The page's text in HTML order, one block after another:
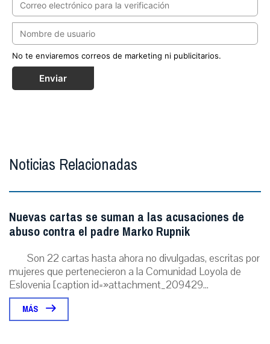
No te enviaremos correos de marketing ni publicitarios.
Enviar
Noticias Relacionadas
Nuevas cartas se suman a las acusaciones de
abuso contra el padre Marko Rupnik
Son 22 cartas hasta ahora no divulgadas, escritas por
mujeres que pertenecieron a la Comunidad Loyola de
Eslovenia [caption id=»attachment_209429...
MÁS